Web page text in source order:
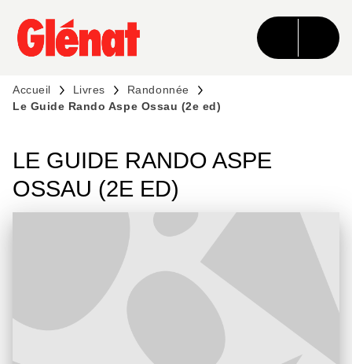
MENU RECHERCHE CONTENU
PIED DE PAGE
Accueil Livres
Randonnée
Le Guide Rando Aspe Ossau (2e ed)
LE GUIDE RANDO ASPE
OSSAU (2E ED)